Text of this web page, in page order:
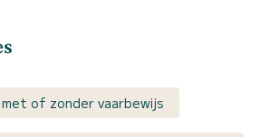
of zonder vaarbewijs